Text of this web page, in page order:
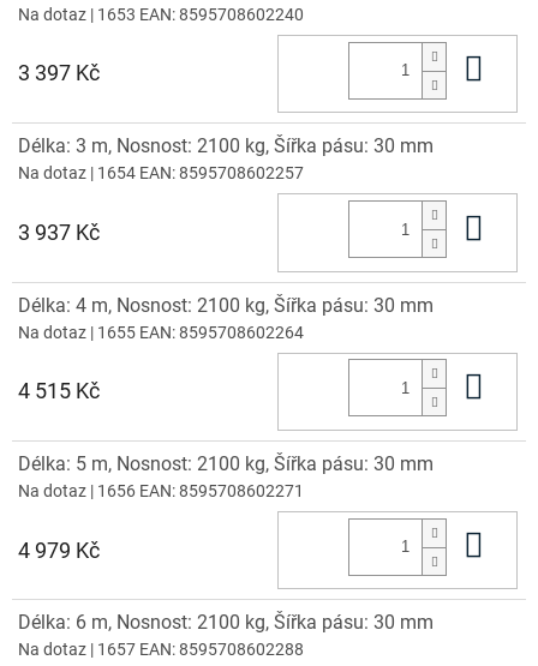
Na dotaz | 1653 EAN:8595708602240
3 397 Kč
Délka: 3 m, Nosnost: 2100 kg, Šířka pásu: 30 mm
Na dotaz | 1654 EAN:8595708602257
3 937 Kč
Délka: 4 m, Nosnost: 2100 kg, Šířka pásu: 30 mm
Na dotaz | 1655 EAN:8595708602264
4 515 Kč
Délka: 5 m, Nosnost: 2100 kg, Šířka pásu: 30 mm
Na dotaz | 1656 EAN:8595708602271
4 979 Kč
Délka: 6 m, Nosnost: 2100 kg, Šířka pásu: 30 mm
Na dotaz | 1657 EAN:8595708602288